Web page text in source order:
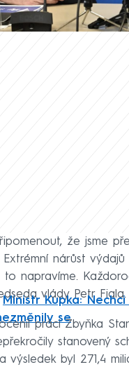
že jsme
Extrémní nárůst
to napravíme.
vlády Petr Fiala.
Ministr Kupka:
se
práci Zbyňka
stanovený
výsledek byl 271,4